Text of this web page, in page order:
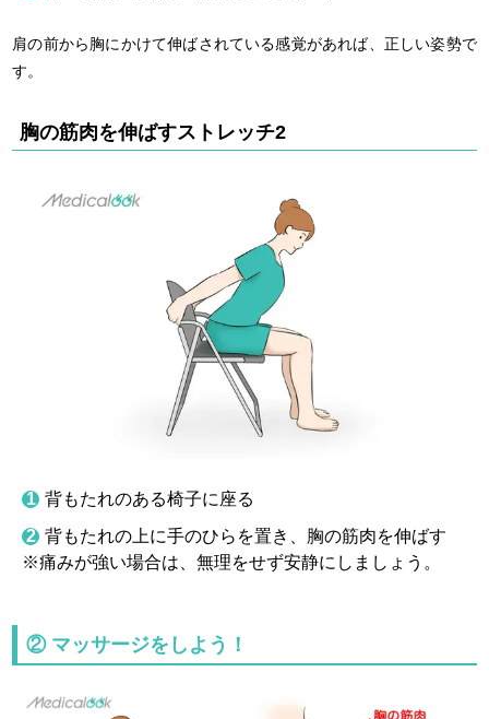
肩の前から胸にかけて伸ばされている感覚があれば、正しい姿勢で
す。
胸の筋肉を伸ばすストレッチ2
背もたれのある椅子に座る
背もたれの上に手のひらを置き、胸の筋肉を伸ばす
※痛みが強い場合は、無理をせず安静にしましょう。
② マッサージをしよう！